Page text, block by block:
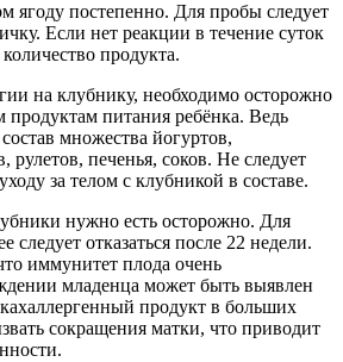
ягоду постепенно. Для пробы следует
Если нет реакции в течение суток
продукта.
на клубнику, необходимо осторожно
продуктам питания ребёнка. Ведь
множества йогуртов,
рулетов, печенья, соков. Не следует
за телом с клубникой в составе.
нужно есть осторожно. Для
следует отказаться после 22 недели.
иммунитет плода очень
младенца может быть выявлен
аллергенный продукт в больших
сокращения матки, что приводит